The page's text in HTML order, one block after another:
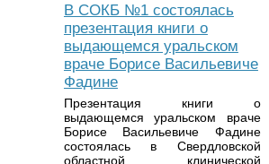
В СОКБ №1 состоялась
презентация книги о
выдающемся уральском
враче Борисе Васильевиче
Фадине
Презентация книги о
выдающемся уральском враче
Борисе Васильевиче Фадине
состоялась в Свердловской
областной клинической